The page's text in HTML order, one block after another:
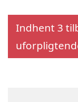
Indhent 3